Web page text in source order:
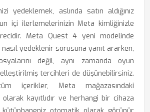
yedeklemek, aslında satın aldığınız
içi ilerlemelerinizin Meta kimliğinizle
Meta Quest 4 yeni modelinde
yedeklenir sorusuna yanıt ararken,
değil, aynı zamanda oyun
tercihleri de düşünebilirsiniz.
içerikler, Meta mağazasındaki
olarak kayıtlıdır ve herhangi bir cihaza